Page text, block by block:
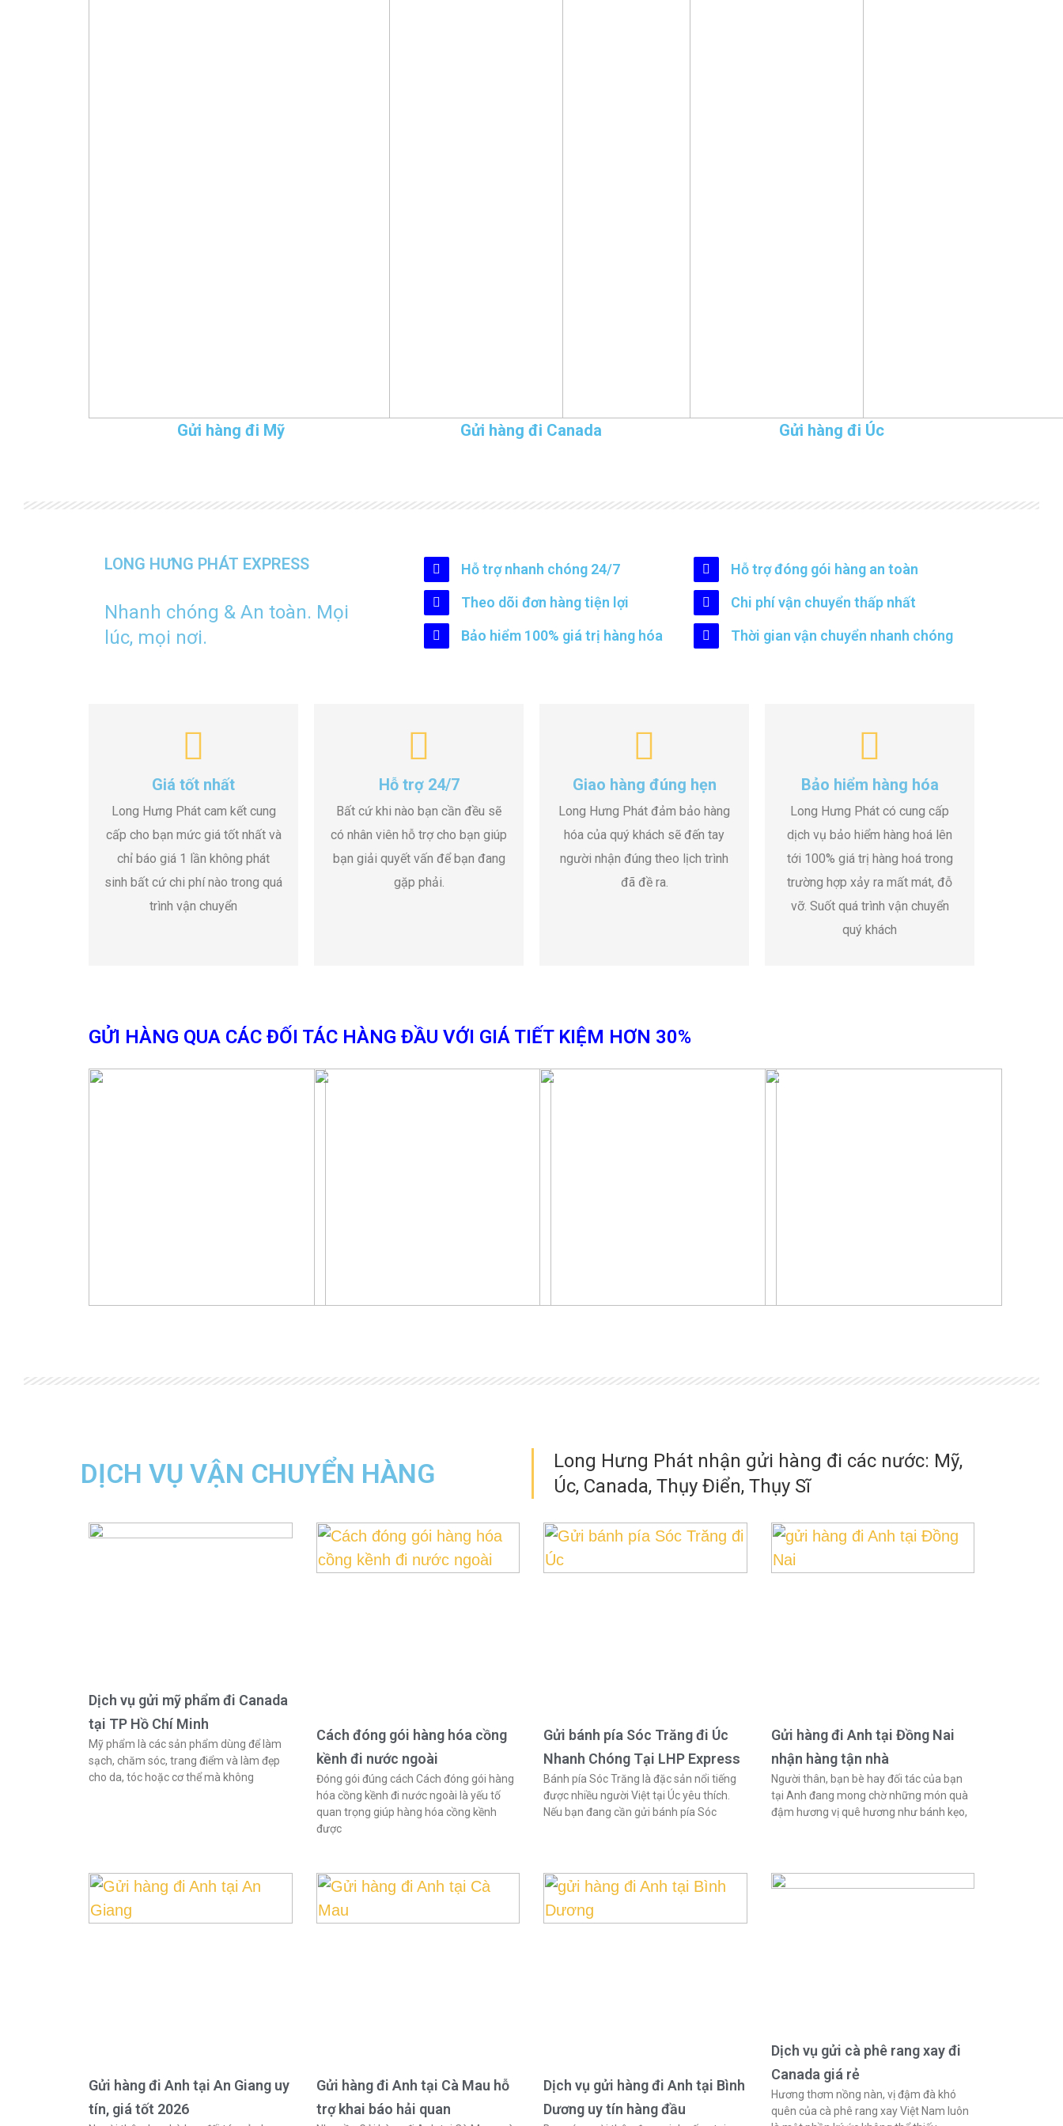
Gửi hàng đi Mỹ Gửi hàng đi Canada Gửi hàng đi Úc
LONG HƯNG PHÁT EXPRESS
Nhanh chóng & An toàn. Mọi
lúc, mọi nơi.
Hỗ trợ nhanh chóng 24/7
Hỗ trợ đóng gói hàng an toàn
Theo dõi đơn hàng tiện lợi
Chi phí vận chuyển thấp nhất
Bảo hiểm 100% giá trị hàng hóa
Thời gian vận chuyển nhanh chóng
Giá tốt nhất
Long Hưng Phát cam kết cung
cấp cho bạn mức giá tốt nhất và
chỉ báo giá 1 lần không phát
sinh bất cứ chi phí nào trong quá
trình vận chuyển
Hỗ trợ 24/7
Bất cứ khi nào bạn cần đều sẽ
có nhân viên hỗ trợ cho bạn giúp
bạn giải quyết vấn để bạn đang
gặp phải.
Giao hàng đúng hẹn
Long Hưng Phát đảm bảo hàng
hóa của quý khách sẽ đến tay
người nhận đúng theo lịch trình
đã đề ra.
Bảo hiểm hàng hóa
Long Hưng Phát có cung cấp
dịch vụ bảo hiểm hàng hoá lên
tới 100% giá trị hàng hoá trong
trường hợp xảy ra mất mát, đỗ
vỡ. Suốt quá trình vận chuyển
quý khách
GỬI HÀNG QUA CÁC ĐỐI TÁC HÀNG ĐẦU VỚI GIÁ TIẾT KIỆM HƠN 30%
DỊCH VỤ VẬN CHUYỂN HÀNG
Long Hưng Phát nhận gửi hàng đi các nước: Mỹ,
Úc, Canada, Thụy Điển, Thụy Sĩ
Dịch vụ gửi mỹ phẩm đi Canada
tại TP Hồ Chí Minh
Mỹ phẩm là các sản phẩm dùng để làm
sạch, chăm sóc, trang điểm và làm đẹp
cho da, tóc hoặc cơ thể mà không
Cách đóng gói hàng hóa cồng
kềnh đi nước ngoài
Đóng gói đúng cách Cách đóng gói hàng
hóa cồng kềnh đi nước ngoài là yếu tố
quan trọng giúp hàng hóa cồng kềnh
được
Gửi bánh pía Sóc Trăng đi Úc
Nhanh Chóng Tại LHP Express
Bánh pía Sóc Trăng là đặc sản nổi tiếng
được nhiều người Việt tại Úc yêu thích.
Nếu bạn đang cần gửi bánh pía Sóc
Gửi hàng đi Anh tại Đồng Nai
nhận hàng tận nhà
Người thân, bạn bè hay đối tác của bạn
tại Anh đang mong chờ những món quà
đậm hương vị quê hương như bánh kẹo,
Gửi hàng đi Anh tại An Giang uy
tín, giá tốt 2026
Gửi hàng đi Anh tại Cà Mau hỗ
trợ khai báo hải quan
Dịch vụ gửi hàng đi Anh tại Bình
Dương uy tín hàng đầu
Dịch vụ gửi cà phê rang xay đi
Canada giá rẻ
Hương thơm nồng nàn, vị đậm đà khó
quên của cà phê rang xay Việt Nam luôn